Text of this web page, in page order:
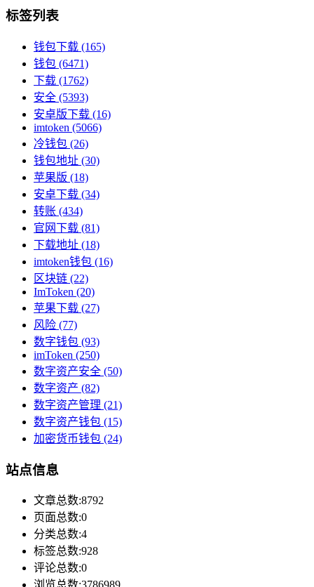
标签列表
钱包下载 (165)
钱包 (6471)
下载 (1762)
安全 (5393)
安卓版下载 (16)
imtoken (5066)
冷钱包 (26)
钱包地址 (30)
苹果版 (18)
安卓下载 (34)
转账 (434)
官网下载 (81)
下载地址 (18)
imtoken钱包 (16)
区块链 (22)
ImToken (20)
苹果下载 (27)
风险 (77)
数字钱包 (93)
imToken (250)
数字资产安全 (50)
数字资产 (82)
数字资产管理 (21)
数字资产钱包 (15)
加密货币钱包 (24)
站点信息
文章总数:8792
页面总数:0
分类总数:4
标签总数:928
评论总数:0